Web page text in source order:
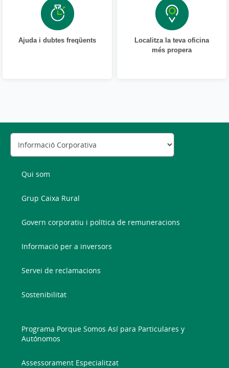
Ajuda i dubtes freqüents
Localitza la teva oficina
més propera
Qui som
Grup Caixa Rural
Govern corporatiu i política de remuneracions
Informació per a inversors
Servei de reclamacions
Sostenibilitat
Programa Porque Somos Así para Particulares y
Autónomos
Assessorament Especialitzat